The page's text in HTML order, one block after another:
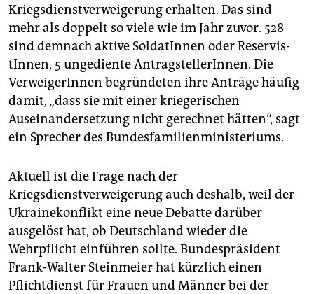
Kriegsdienstverweigerung erhalten. Das sind
mehr als doppelt so viele wie im Jahr zuvor. 528
sind demnach aktive SoldatInnen oder Re­ser­vis­
tIn­nen, 5 ungediente AntragstellerIn­nen. Die
VerweigerInnen begründeten ihre Anträge häufig
damit, „dass sie mit einer kriegerischen
Auseinandersetzung nicht gerechnet hätten“, sagt
ein Sprecher des Bundesfamilienministeriums.
Aktuell ist die Frage nach der
Kriegsdienstverweigerung auch deshalb, weil der
Ukrainekonflikt eine neue Debatte darüber
ausgelöst hat, ob Deutschland wieder die
Wehrpflicht einführen sollte. Bundespräsident
Frank-Walter Steinmeier hat kürzlich einen
Pflichtdienst für Frauen und Männer bei der